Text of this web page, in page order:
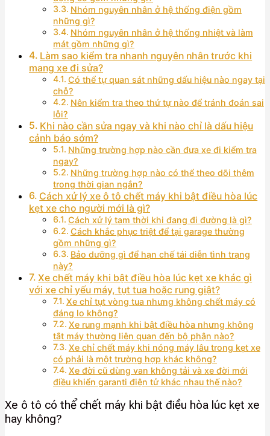
Nhóm nguyên nhân ở hệ thống điện gồm
những gì?
Nhóm nguyên nhân ở hệ thống nhiệt và làm
mát gồm những gì?
Làm sao kiểm tra nhanh nguyên nhân trước khi
mang xe đi sửa?
Có thể tự quan sát những dấu hiệu nào ngay tại
chỗ?
Nên kiểm tra theo thứ tự nào để tránh đoán sai
lỗi?
Khi nào cần sửa ngay và khi nào chỉ là dấu hiệu
cảnh báo sớm?
Những trường hợp nào cần đưa xe đi kiểm tra
ngay?
Những trường hợp nào có thể theo dõi thêm
trong thời gian ngắn?
Cách xử lý xe ô tô chết máy khi bật điều hòa lúc
kẹt xe cho người mới là gì?
Cách xử lý tạm thời khi đang đi đường là gì?
Cách khắc phục triệt để tại garage thường
gồm những gì?
Bảo dưỡng gì để hạn chế tái diễn tình trạng
này?
Xe chết máy khi bật điều hòa lúc kẹt xe khác gì
với xe chỉ yếu máy, tụt tua hoặc rung giật?
Xe chỉ tụt vòng tua nhưng không chết máy có
đáng lo không?
Xe rung mạnh khi bật điều hòa nhưng không
tắt máy thường liên quan đến bộ phận nào?
Xe chỉ chết máy khi nóng máy lâu trong kẹt xe
có phải là một trường hợp khác không?
Xe đời cũ dùng van không tải và xe đời mới
điều khiển garanti điện tử khác nhau thế nào?
Xe ô tô có thể chết máy khi bật điều hòa lúc kẹt xe
hay không?